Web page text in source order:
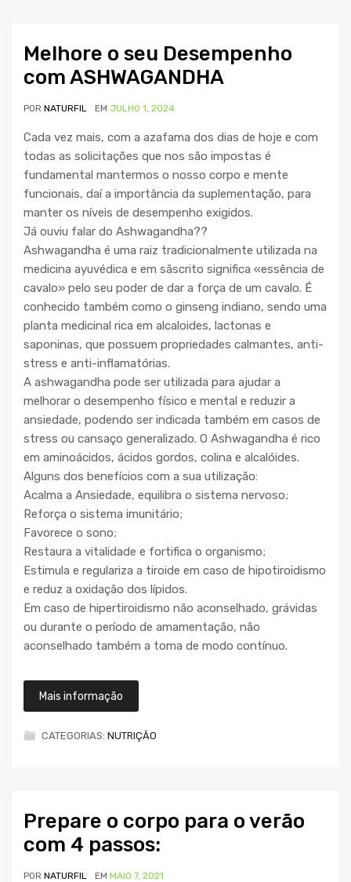
Melhore o seu Desempenho
com ASHWAGANDHA
POR NATURFIL EM JULHO 1, 2024
Cada vez mais, com a azafama dos dias de hoje e com
todas as solicitações que nos são impostas é
fundamental mantermos o nosso corpo e mente
funcionais, daí a importância da suplementação, para
manter os níveis de desempenho exigidos.
Já ouviu falar do Ashwagandha??
Ashwagandha é uma raiz tradicionalmente utilizada na
medicina ayuvédica e em sãscrito significa «essência de
cavalo» pelo seu poder de dar a força de um cavalo. É
conhecido também como o ginseng indiano, sendo uma
planta medicinal rica em alcaloides, lactonas e
saponinas, que possuem propriedades calmantes, anti-
stress e anti-inflamatórias.
A ashwagandha pode ser utilizada para ajudar a
melhorar o desempenho físico e mental e reduzir a
ansiedade, podendo ser indicada também em casos de
stress ou cansaço generalizado. O Ashwagandha é rico
em aminoácidos, ácidos gordos, colina e alcalóides.
Alguns dos benefícios com a sua utilização:
Acalma a Ansiedade, equilibra o sistema nervoso;
Reforça o sistema imunitário;
Favorece o sono;
Restaura a vitalidade e fortifica o organismo;
Estimula e regulariza a tiroide em caso de hipotiroidismo
e reduz a oxidação dos lípidos.
Em caso de hipertiroidismo não aconselhado, grávidas
ou durante o período de amamentação, não
aconselhado também a toma de modo contínuo.
Mais informação
CATEGORIAS: NUTRIÇÃO
Prepare o corpo para o verão
com 4 passos:
POR NATURFIL EM MAIO 7, 2021